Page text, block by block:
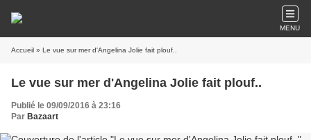
MENU
Accueil » Le vue sur mer d'Angelina Jolie fait plouf..
Le vue sur mer d'Angelina Jolie fait plouf..
Publié le 09/09/2016 à 23:16
Par Bazaart